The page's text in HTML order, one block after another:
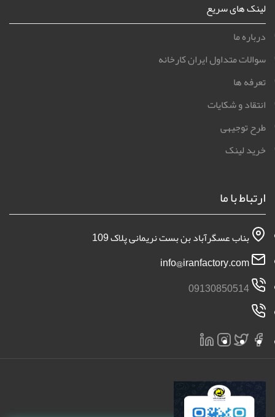
لینک های سریع
درباره ما
سوالات متداول ایران کارخانه
تعرفه ها
انتقاد و شکایات
طرح توجیهی
خرید لینک
ارتباط با ما
بناب عسگرآباد بن بست نریمانی پلاک 109
09130850514